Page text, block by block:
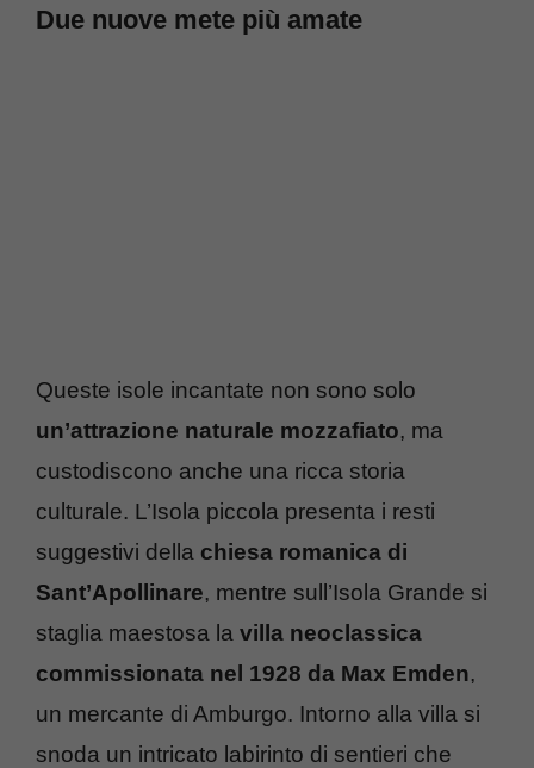
Due nuove mete più amate
Queste isole incantate non sono solo
un’attrazione naturale mozzafiato, ma
custodiscono anche una ricca storia
culturale. L’Isola piccola presenta i resti
suggestivi della chiesa romanica di
Sant’Apollinare, mentre sull’Isola Grande si
staglia maestosa la villa neoclassica
commissionata nel 1928 da Max Emden,
un mercante di Amburgo. Intorno alla villa si
snoda un intricato labirinto di sentieri che